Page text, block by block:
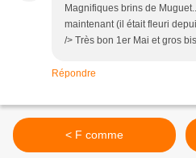
Magnifiques brins de
maintenant (il était fleuri
/> Très bon 1er Mai et gros
Répondre
< F comme